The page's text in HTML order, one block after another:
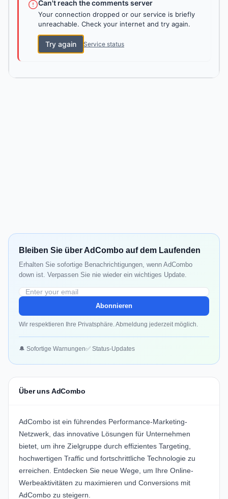
Can't reach the comments server
Your connection dropped or our service is briefly
unreachable. Check your internet and try again.
Try again Service status
Bleiben Sie über AdCombo auf dem Laufenden
Erhalten Sie sofortige Benachrichtigungen, wenn AdCombo
down ist. Verpassen Sie nie wieder ein wichtiges Update.
Abonnieren
Wir respektieren Ihre Privatsphäre. Abmeldung jederzeit möglich.
🔔 Sofortige Warnungen✅ Status-Updates
Über uns AdCombo
AdCombo ist ein führendes Performance-Marketing-
Netzwerk, das innovative Lösungen für Unternehmen
bietet, um ihre Zielgruppe durch effizientes Targeting,
hochwertigen Traffic und fortschrittliche Technologie zu
erreichen. Entdecken Sie neue Wege, um Ihre Online-
Werbeaktivitäten zu maximieren und Conversions mit
AdCombo zu steigern.